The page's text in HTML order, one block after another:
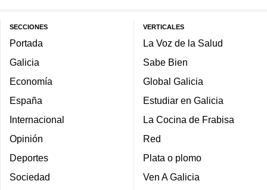
SECCIONES
Portada
Galicia
Economía
España
Internacional
Opinión
Deportes
Sociedad
VERTICALES
La Voz de la Salud
Sabe Bien
Global Galicia
Estudiar en Galicia
La Cocina de Frabisa
Red
Plata o plomo
Ven A Galicia